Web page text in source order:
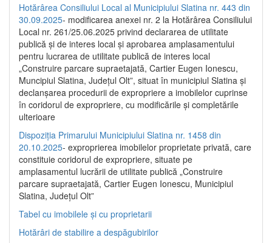
Hotărârea Consiliului Local al Municipiului Slatina nr. 443 din
30.09.2025- modificarea anexei nr. 2 la Hotărârea Consiliului
Local nr. 261/25.06.2025 privind declararea de utilitate
publică şi de interes local şi aprobarea amplasamentului
pentru lucrarea de utilitate publică de interes local
„Construire parcare supraetajată, Cartier Eugen Ionescu,
Muncipiul Slatina, Judeţul Olt”, situat în municipiul Slatina şi
declanşarea procedurii de expropriere a imobilelor cuprinse
în coridorul de expropriere, cu modificările şi completările
ulterioare
Dispoziția Primarului Municipiului Slatina nr. 1458 din
20.10.2025- exproprierea imobilelor proprietate privată, care
constituie coridorul de expropriere, situate pe
amplasamentul lucrării de utilitate publică „Construire
parcare supraetajată, Cartier Eugen Ionescu, Municipiul
Slatina, Județul Olt”
Tabel cu imobilele și cu proprietarii
Hotărâri de stabilire a despăgubirilor